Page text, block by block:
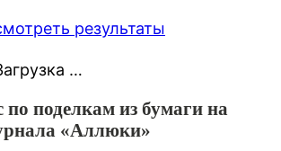
результаты
…
по поделкам из бумаги на
«Аллюки»